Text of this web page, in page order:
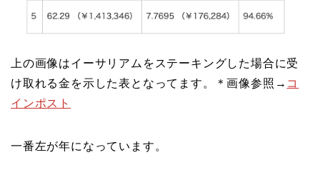
上の画像はイーサリアムをステーキングした場合に受
け取れる金を示した表となってます。＊画像参照→ コ
インポスト
一番左が年になっています。